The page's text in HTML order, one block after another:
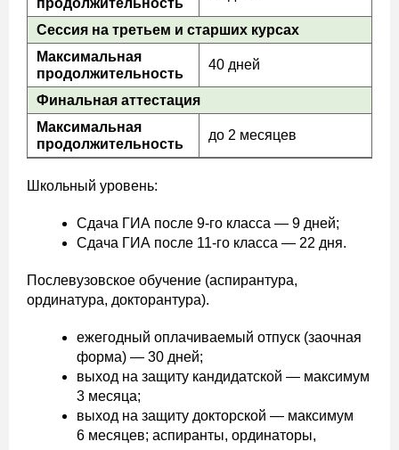
продолжительность
Сессия на третьем и старших курсах
Максимальная
продолжительность
40 дней
Финальная аттестация
Максимальная
продолжительность
до 2 месяцев
Школьный уровень:
Сдача ГИА после 9-го класса — 9 дней;
Сдача ГИА после 11-го класса — 22 дня.
Послевузовское обучение (аспирантура,
ординатура, докторантура).
ежегодный оплачиваемый отпуск (заочная
форма) — 30 дней;
выход на защиту кандидатской — максимум
3 месяца;
выход на защиту докторской — максимум
6 месяцев; аспиранты, ординаторы,